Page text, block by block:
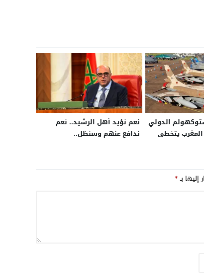
الدولي
المغرب يتخطى
نعم نؤيد أهل الرشيد.. نعم
ندافع عنهم وسنظل..
إليها بـ*